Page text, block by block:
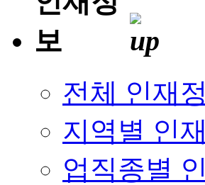
전체 인재
지역별 인
업직종별